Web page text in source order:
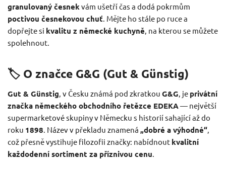
granulovaný česnekvám ušetří čas a dodá pokrmům
poctivou česnekovou chuť . Mějte ho stále po ruce a
dopřejte si kvalitu z německé kuchyně , na kterou se můžete
spolehnout.
🏷️ O značce G&G (Gut & Günstig)
Gut & Günstig , v Česku známá pod zkratkou G&G , je privátní
značka německého obchodního řetězce EDEKA— největší
supermarketové skupiny v Německu s historií sahající až do
roku 1898 . Název v překladu znamená „dobré a výhodné“
což přesně vystihuje filozofii značky: nabídnout kvalitní
každodenní sortiment za příznivou cenu